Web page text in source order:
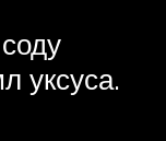
уксуса.